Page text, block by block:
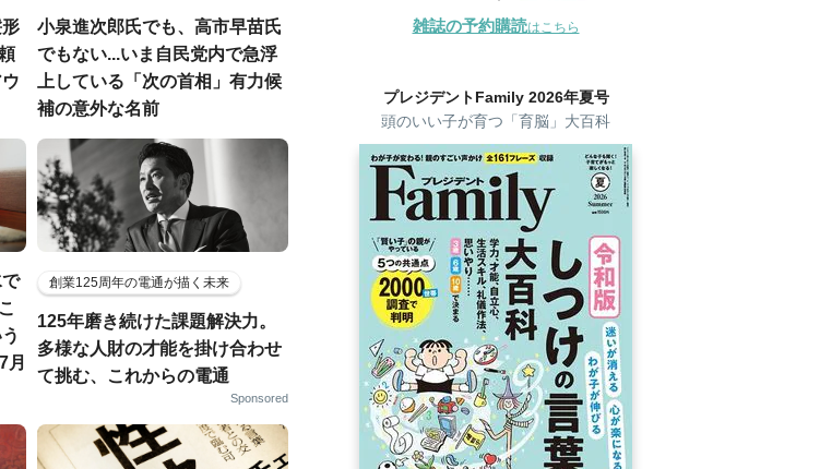
小泉進次郎氏でも、高市早苗氏
でもない...いま自民党内で急浮
上している「次の首相」有力候
補の意外な名前
月
創業125周年の電通が描く未来
125年磨き続けた課題解決力。
多様な人財の才能を掛け合わせ
て挑む、これからの電通
Sponsored
雑誌の予約購読はこちら
プレジデントFamily 2026年夏号
頭のいい子が育つ「育脳」大百科